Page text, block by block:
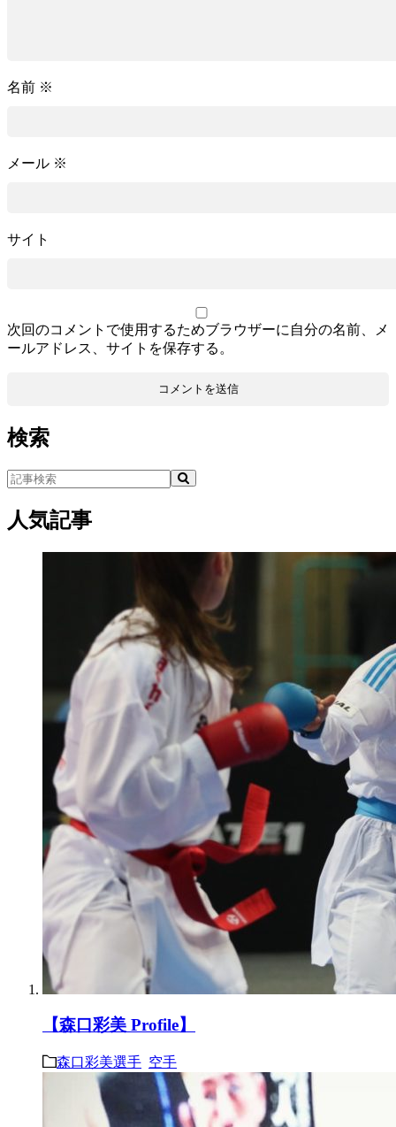
名前 ※
メール ※
サイト
次回のコメントで使用するためブラウザーに自分の名前、メ
ールアドレス、サイトを保存する。
検索
人気記事
【森口彩美 Profile】
森口彩美選手 空手